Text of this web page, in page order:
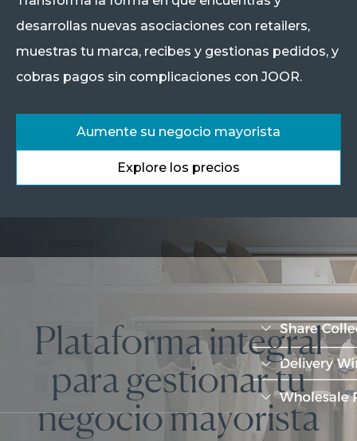
desarrollas nuevas asociaciones con retailers,
muestras tu marca, recibes y gestionas pedidos, y
cobras pagos sin complicaciones con JOOR.
Aumente su negocio mayorista
Explore los precios
Plataforma integral
para gestionar tu
negocio mayorista